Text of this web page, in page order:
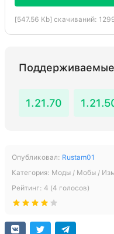
[547.56 Kb] скачиваний:
1.21.70
Опубликовал: Rustam01
Категория: Моды / Мобы /
Рейтинг: 4 (4 голосов)